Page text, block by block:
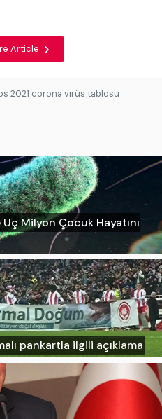
Article
2021 corona virüs tablosu
Milyon Çocuk Hayatını
pankartla ilgili açıklama